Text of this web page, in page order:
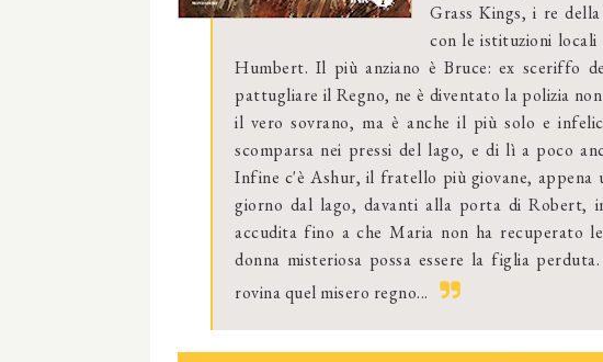
Grass Kings, i re
con le istituzioni
Humbert. Il più anziano è Bruce: ex sceriffo
pattugliare il Regno, ne è diventato la polizia
il vero sovrano, ma è anche il più solo e
scomparsa nei pressi del lago, e di lì a poco
Infine c'è Ashur, il fratello più giovane, appena
giorno dal lago, davanti alla porta di Robert,
accudita fino a che Maria non ha recuperato
donna misteriosa possa essere la figlia
rovina quel misero regno...